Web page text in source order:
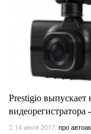
Prestigio выпускает
видеорегистратора
14 июля 2017 про